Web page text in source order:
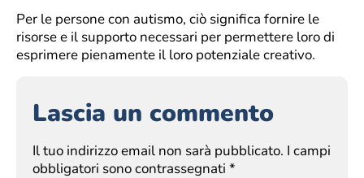
Per le persone con autismo, ciò significa fornire le
risorse e il supporto necessari per permettere loro di
esprimere pienamente il loro potenziale creativo.
Lascia un commento
Il tuo indirizzo email non sarà pubblicato. I campi
obbligatori sono contrassegnati *